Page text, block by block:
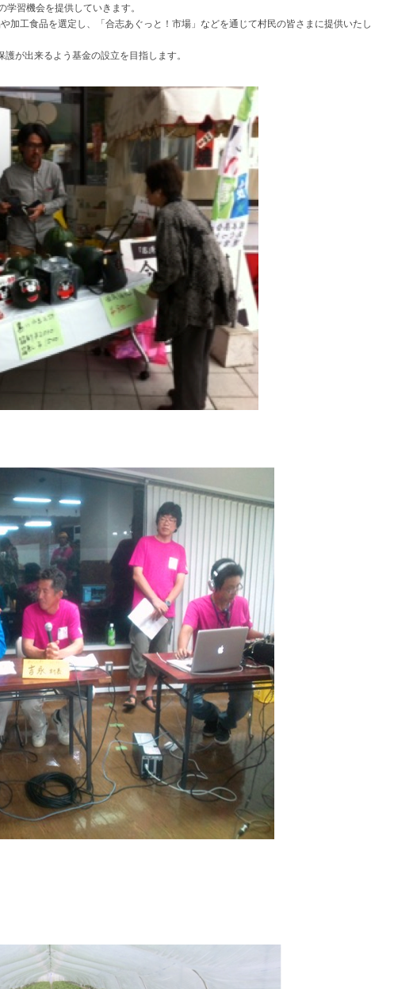
習機会を提供していきます。
工食品を選定し、「合志あぐっと！市場」などを通じて村民の皆さまに提供いたし
が出来るよう基金の設立を目指します。